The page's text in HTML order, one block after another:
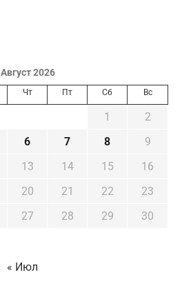
Август 2026
Чт Пт Сб Вс
1
2
6 7 8
9
13 14 15
16
20 21 22
23
27 28 29
30
« Июл